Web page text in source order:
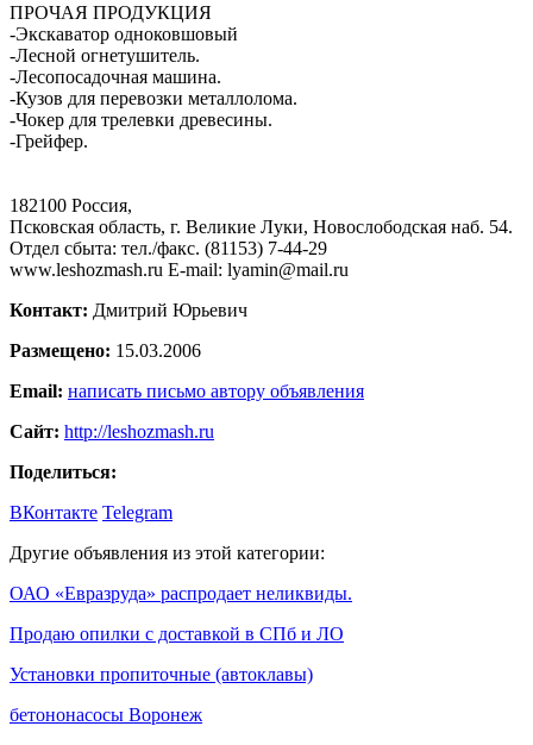
ПРОЧАЯ ПРОДУКЦИЯ
-Экскаватор одноковшовый
-Лесной огнетушитель.
-Лесопосадочная машина.
-Кузов для перевозки металлолома.
-Чокер для трелевки древесины.
-Грейфер.
182100 Россия,
Псковская область, г. Великие Луки, Новослободская наб. 54.
Отдел сбыта: тел./факс. (81153) 7-44-29
www.leshozmash.ru E-mail: lyamin@mail.ru
Контакт: Дмитрий Юрьевич
Размещено: 15.03.2006
Email: написать письмо автору объявления
Сайт: http://leshozmash.ru
Поделиться:
ВКонтакте Telegram
Другие объявления из этой категории:
ОАО «Евразруда» распродает неликвиды.
Продаю опилки с доставкой в СПб и ЛО
Установки пропиточные (автоклавы)
бетононасосы Воронеж